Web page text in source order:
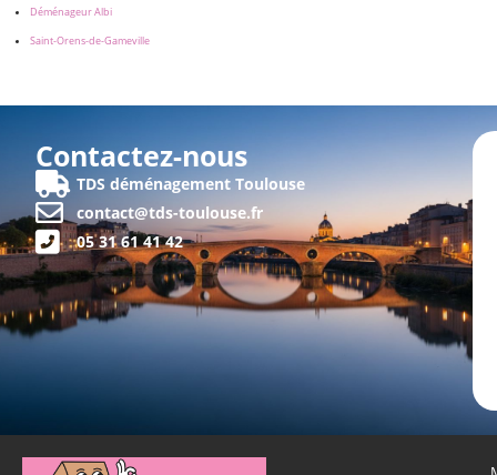
Déménageur Albi
Saint-Orens-de-Gameville
Contactez-nous
TDS déménagement Toulouse
contact@tds-toulouse.fr
05 31 61 41 42